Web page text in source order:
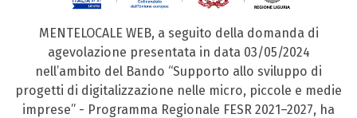
MENTELOCALE WEB, a seguito della domanda di
agevolazione presentata in data 03/05/2024
nell’ambito del Bando “Supporto allo sviluppo di
progetti di digitalizzazione nelle micro, piccole e medie
imprese” - Programma Regionale FESR 2021–2027, ha